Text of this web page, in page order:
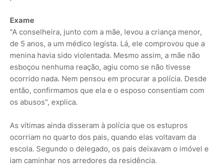
Exame
"A conselheira, junto com a mãe, levou a criança menor,
de 5 anos, a um médico legista. Lá, ele comprovou que a
menina havia sido violentada. Mesmo assim, a mãe não
esboçou nenhuma reação, agiu como se não tivesse
ocorrido nada. Nem pensou em procurar a polícia. Desde
então, confirmamos que ela e o esposo consentiam com
os abusos", explica.
As vítimas ainda disseram à polícia que os estupros
ocorriam no quarto dos pais, quando elas voltavam da
escola. Segundo o delegado, os pais deixavam o imóvel e
iam caminhar nos arredores da residência.